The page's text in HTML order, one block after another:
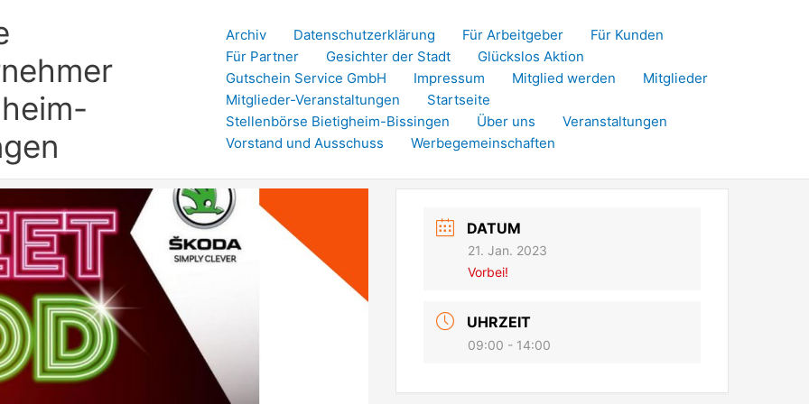
Archiv Datenschutzerklärung Für Arbeitgeber
Für Kunden
Für Partner
Gesichter der Stadt
Glückslos Aktion
Gutschein Service GmbH
Impressum Mitglied werden
Mitglieder
Mitglieder-Veranstaltungen
Startseite
Stellenbörse Bietigheim-Bissingen
Über uns
Veranstaltungen
Vorstand und Ausschuss
Werbegemeinschaften
DATUM
21. Jan. 2023
Vorbei!
UHRZEIT
09:00 - 14:00